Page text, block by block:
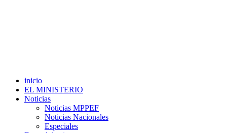
inicio
EL MINISTERIO
Noticias
Noticias MPPEF
Noticias Nacionales
Especiales